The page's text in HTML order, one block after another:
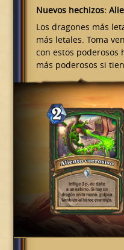
Nuevos hechizos:
Los dragones más
más letales. Toma
con estos poderosos
más poderosos si